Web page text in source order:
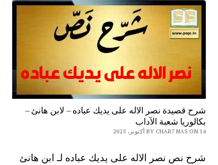
شرح قصيدة نصر الاله على يديك عباده – لابن هانئ –
بكالوريا شعبة الآداب
BY CHAR7 NAS ON 14 أكتوبر، 2025
شرح نص نصر الاله على يديك عباده لـ ابن هانئ